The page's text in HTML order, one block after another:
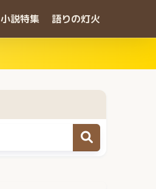
小説特集 語りの灯火